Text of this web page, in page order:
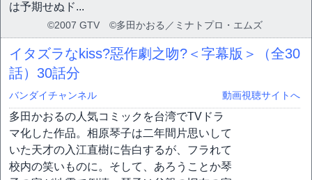
は予期せぬド...
©2007 GTV ©多田かおる／ミナトプロ・エムズ
イタズラなkiss?惡作劇之吻?＜字幕版＞（全30
話） 30話分
バンダイチャンネル 動画視聴サイトへ
多田かおるの人気コミックを台湾でTVドラ
マ化した作品。相原琴子は二年間片思いして
いた天才の入江直樹に告白するが、フラれて
校内の笑いものに。そして、あろうことか琴